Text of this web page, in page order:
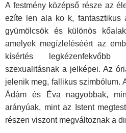
A festmény közép­ső része az
ezíte len ala ko k, fantasztikus
gyümölcsök és külö­nös
ame­lyek megízleléséért az
kísér­tés legkézenfekvőbb
szexualitásnak a jelképei. Az
jelenik meg, fallikus szimbólum.
Ádám és Éva nagyob­bak,
arányúak, mint az Istent
részen viszont megváltoznak a